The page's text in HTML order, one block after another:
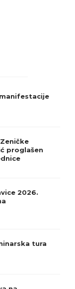
proglašen
2026.
tura